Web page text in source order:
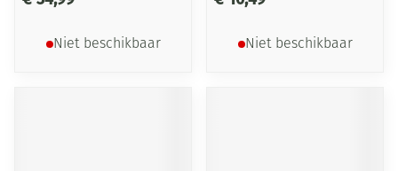
Niet beschikbaar Niet beschikbaar